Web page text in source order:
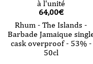
à l'unité
64,00€
Rhum - The Islands -
Barbade Jamaique
cask overproof - 53% -
50cl